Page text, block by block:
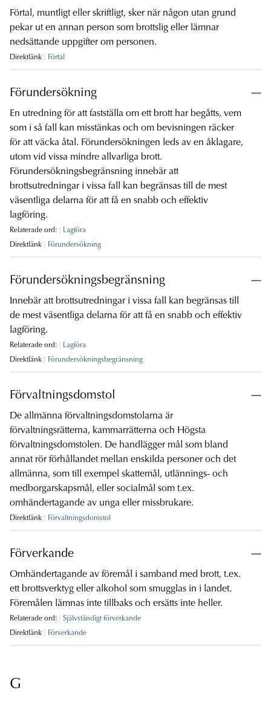
Förtal, muntligt eller skriftligt, sker när någon utan grund
pekar ut en annan person som brottslig eller lämnar
nedsättande uppgifter om personen.
Direktlänk Förtal
Förundersökning
En utredning för att fastställa om ett brott har begåtts, vem
som i så fall kan misstänkas och om bevisningen räcker
för att väcka åtal. Förundersökningen leds av en åklagare,
utom vid vissa mindre allvarliga brott.
Förundersökningsbegränsning innebär att
brottsutredningar i vissa fall kan begränsas till de mest
väsentliga delarna för att få en snabb och effektiv
lagföring.
Relaterade ord:
Lagföra
Direktlänk
Förundersökning
Förundersökningsbegränsning
Innebär att brottsutredningar i vissa fall kan begränsas till
de mest väsentliga delarna för att få en snabb och effektiv
lagföring.
Relaterade ord:
Lagföra
Direktlänk
Förundersökningsbegränsning
Förvaltningsdomstol
De allmänna förvaltningsdomstolarna är
förvaltningsrätterna, kammarrätterna och Högsta
förvaltningsdomstolen. De handlägger mål som bland
annat rör förhållandet mellan enskilda personer och det
allmänna, som till exempel skattemål, utlännings- och
medborgarskapsmål, eller socialmål som t.ex.
omhändertagande av unga eller missbrukare.
Direktlänk Förvaltningsdomstol
Förverkande
Omhändertagande av föremål i samband med brott, t.ex.
ett brottsverktyg eller alkohol som smugglas in i landet.
Föremålen lämnas inte tillbaks och ersätts inte heller.
Relaterade ord:
Självständigt förverkande
Direktlänk
Förverkande
G